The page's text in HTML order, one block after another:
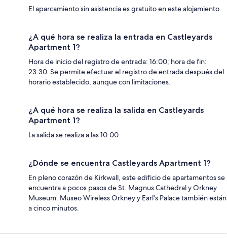
El aparcamiento sin asistencia es gratuito en este alojamiento.
¿A qué hora se realiza la entrada en Castleyards
Apartment 1?
Hora de inicio del registro de entrada: 16:00; hora de fin:
23:30. Se permite efectuar el registro de entrada después del
horario establecido, aunque con limitaciones.
¿A qué hora se realiza la salida en Castleyards
Apartment 1?
La salida se realiza a las 10:00.
¿Dónde se encuentra Castleyards Apartment 1?
En pleno corazón de Kirkwall, este edificio de apartamentos se
encuentra a pocos pasos de St. Magnus Cathedral y Orkney
Museum. Museo Wireless Orkney y Earl's Palace también están
a cinco minutos.